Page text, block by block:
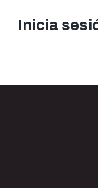
Inicia